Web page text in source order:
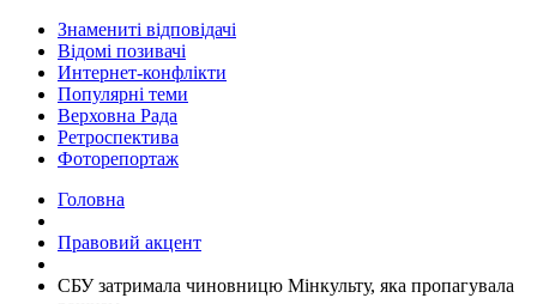
Знамениті відповідачі
Відомі позивачі
Интернет-конфлікти
Популярні теми
Верховна Рада
Ретроспектива
Фоторепортаж
Головна
Правовий акцент
​СБУ затримала чиновницю Мінкульту, яка пропагувала